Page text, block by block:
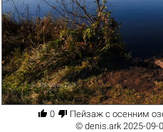
 0  Пейзаж с осенним
© denis.ark 2025-09-